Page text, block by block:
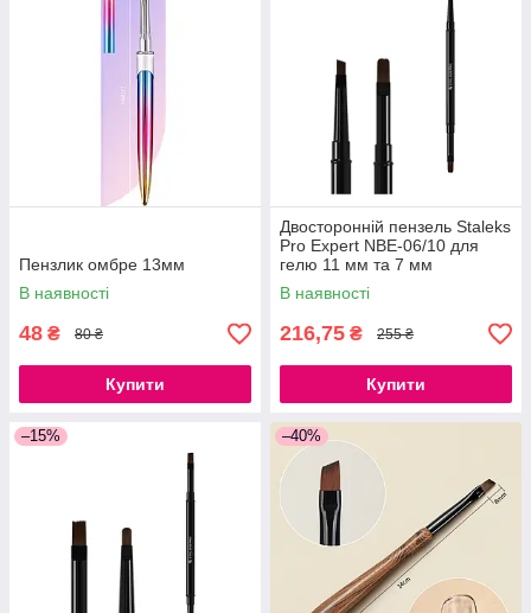
Пензлик омбре 13мм
В наявності
48 ₴ 80 ₴
Купити
Двосторонній пензель Staleks
Pro Expert NBE-06/10 для
гелю 11 мм та 7 мм
В наявності
216,75 ₴ 255 ₴
Купити
–15% –40%